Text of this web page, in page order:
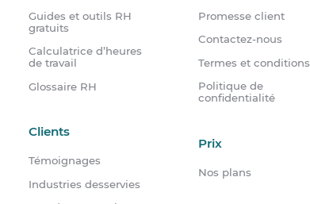
Guides et outils RH
gratuits
Calculatrice d’heures
de travail
Glossaire RH
Promesse client
Contactez-nous
Termes et conditions
Politique de
confidentialité
Clients
Témoignages
Industries desservies
Prix
Nos plans